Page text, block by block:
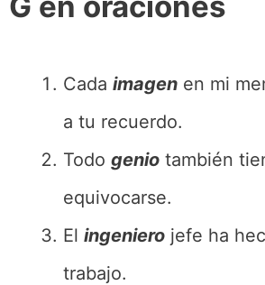
Cada imagen en mi
a tu recuerdo.
Todo genio también
equivocarse.
El ingeniero jefe ha
trabajo.